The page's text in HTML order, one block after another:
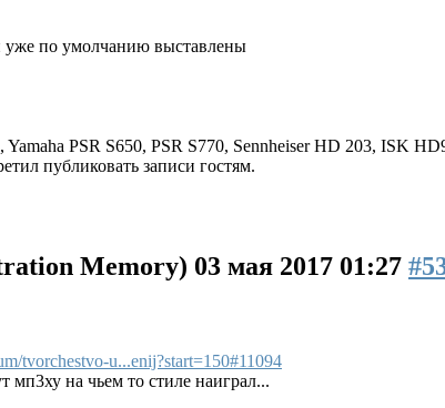
уже по умолчанию выставлены
Yamaha PSR S650, PSR S770, Sennheiser HD 203, ISK
публиковать записи гостям.
Memory) 03 мая 2017 01:27
tvorchestvo-u...enij?start=150#11094
мп3ху на чьем то стиле наиграл...